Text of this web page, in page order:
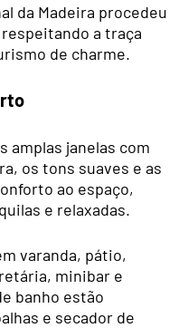
da Madeira procedeu
a traça
de charme.
amplas janelas com
os tons suaves e as
ao espaço,
e relaxadas.
varanda, pátio,
minibar e
banho estão
e secador de